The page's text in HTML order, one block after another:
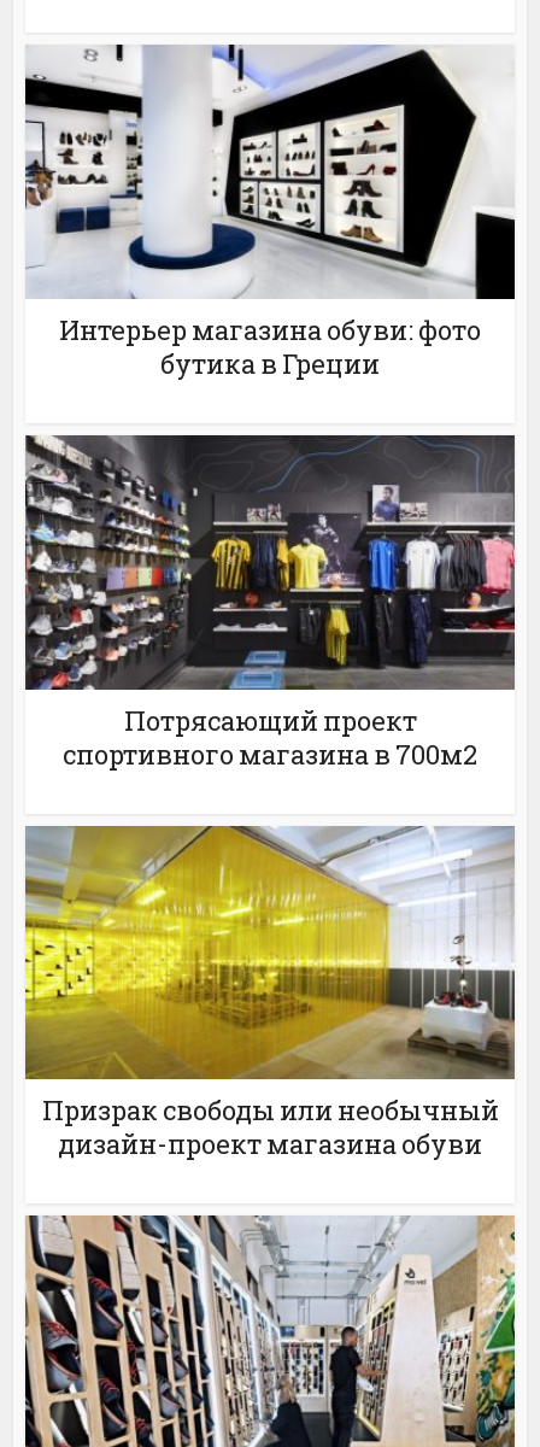
Интерьер магазина обуви: фото
бутика в Греции
Потрясающий проект
спортивного магазина в 700м2
Призрак свободы или необычный
дизайн-проект магазина обуви